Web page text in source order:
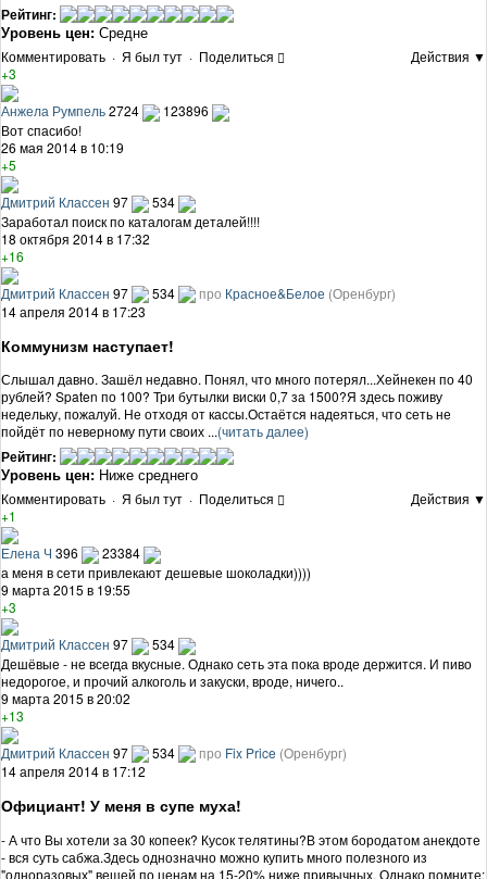
Рейтинг:
Уровень цен: Средне
Комментировать · Я был тут · Поделиться
Действия ▼
+3
Анжела Румпель2724
123896
Вот спасибо!
26 мая 2014 в 10:19
+5
Дмитрий Классен 97
534
Заработал поиск по каталогам деталей!!!!
18 октября 2014 в 17:32
+16
Дмитрий Классен 97 534 про Красное&Белое (Оренбург)
14 апреля 2014 в 17:23
Коммунизм наступает!
Слышал давно. Зашёл недавно. Понял, что много потерял...Хейнекен по 40
рублей? Spaten по 100? Три бутылки виски 0,7 за 1500?Я здесь поживу
недельку, пожалуй. Не отходя от кассы.Остаётся надеяться, что сеть не
пойдёт по неверному пути своих ...(читать далее)
Рейтинг:
Уровень цен: Ниже среднего
Комментировать · Я был тут · Поделиться
Действия ▼
+1
Елена Ч 396
23384
а меня в сети привлекают дешевые шоколадки))))
9 марта 2015 в 19:55
+3
Дмитрий Классен 97
534
Дешёвые - не всегда вкусные. Однако сеть эта пока вроде держится. И пиво
недорогое, и прочий алкоголь и закуски, вроде, ничего..
9 марта 2015 в 20:02
+13
Дмитрий Классен 97 534 про Fix Price (Оренбург)
14 апреля 2014 в 17:12
Официант! У меня в супе муха!
- А что Вы хотели за 30 копеек? Кусок телятины?В этом бородатом анекдоте
- вся суть сабжа.Здесь однозначно можно купить много полезного из
"одноразовых" вещей по ценам на 15-20% ниже привычных. Однако помните: